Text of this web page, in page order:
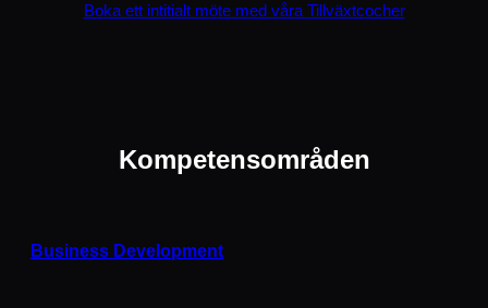
Boka ett intitialt möte med våra Tillväxtcocher
Kompetensområden
Business Development